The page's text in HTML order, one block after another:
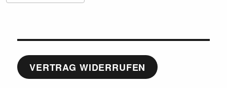
VERTRAG WIDERRUFEN